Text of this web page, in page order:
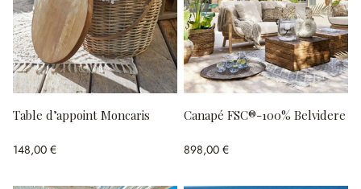
Table d’appoint Moncaris
148,00 €
Canapé FSC®-100% Belvidere
898,00 €